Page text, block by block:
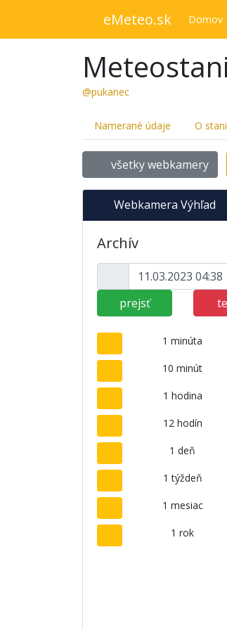
eMeteo.sk Domov
@pukanec
Namerané údaje O
všetky webkamery
Webkamera Výhľad
Archív
prejsť
1 minúta
10 minút
1 hodina
12 hodín
1 deň
1 týždeň
1 mesiac
1 rok